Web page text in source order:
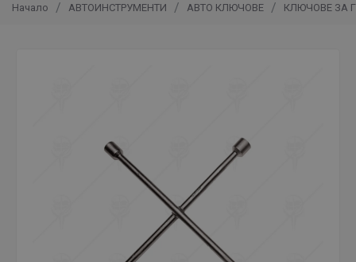
Начало АВТОИНСТРУМЕНТИ АВТО КЛЮЧОВЕ КЛЮЧОВЕ ЗА